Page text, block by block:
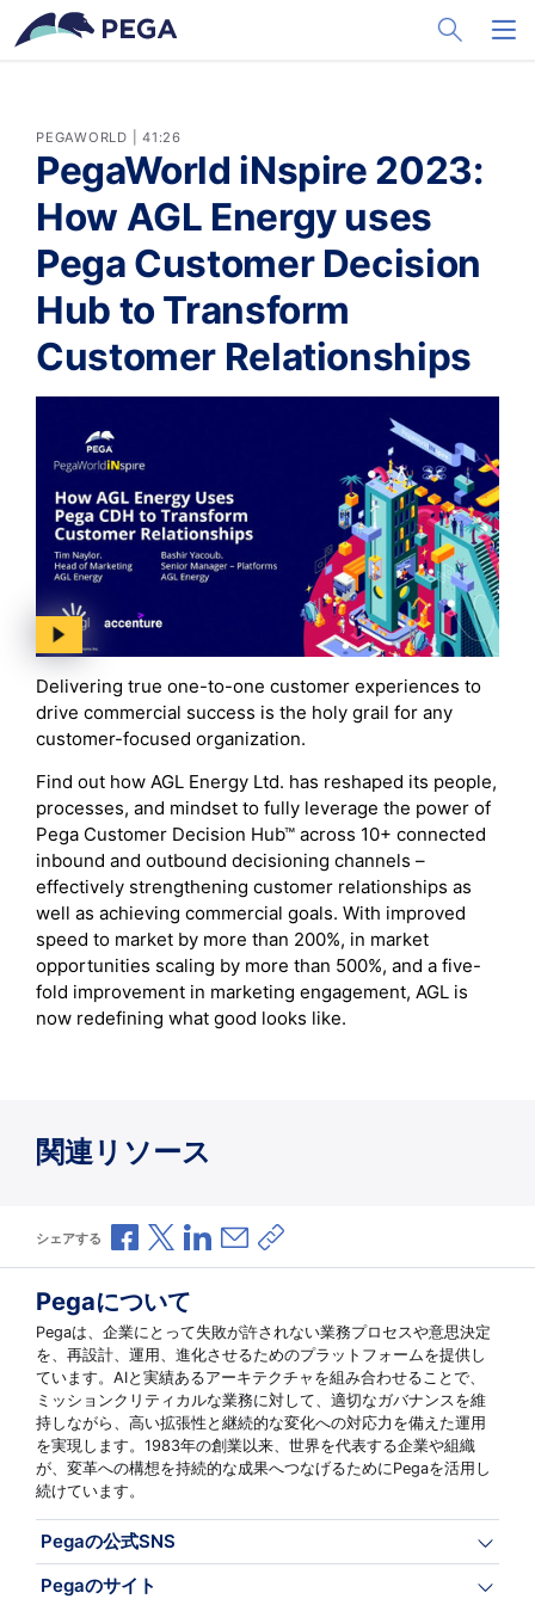
メインコンテンツに飛ぶ
Toggle
PEGAWORLD | 41:26
PegaWorld iNspire 2023:
How AGL Energy uses
Pega Customer Decision
Hub to Transform
Customer Relationships
Delivering true one-to-one customer experiences to
drive commercial success is the holy grail for any
customer-focused organization.
Find out how AGL Energy Ltd. has reshaped its people,
processes, and mindset to fully leverage the power of
Pega Customer Decision Hub™ across 10+ connected
inbound and outbound decisioning channels –
effectively strengthening customer relationships as
well as achieving commercial goals. With improved
speed to market by more than 200%, in market
opportunities scaling by more than 500%, and a five-
fold improvement in marketing engagement, AGL is
now redefining what good looks like.
関連リソース
シェアする Facebookで共有
Xで共有LinkedInで共有
メールで共有
共有リンクをコピー
Pegaについて
Pegaは、企業にとって失敗が許されない業務プロセスや意思決定
を、再設計、運用、進化させるためのプラットフォームを提供し
ています。AIと実績あるアーキテクチャを組み合わせることで、
ミッションクリティカルな業務に対して、適切なガバナンスを維
持しながら、高い拡張性と継続的な変化への対応力を備えた運用
を実現します。1983年の創業以来、世界を代表する企業や組織
が、変革への構想を持続的な成果へつなげるためにPegaを活用し
続けています。
Pegaの公式SNS
Pegaのサイト